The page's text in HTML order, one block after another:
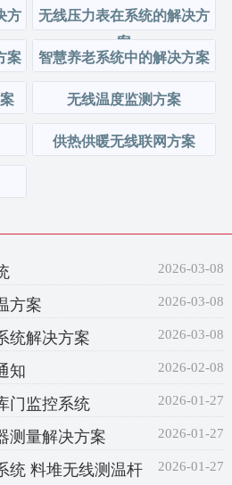
方
无线压力表在系统的解决方
案
案
智慧养老系统中的解决方案
无线温度监测方案
供热供暖无线联网方案
2026-03-08
2026-03-08
方案
2026-03-08
统解决方案
2026-02-08
知
2026-01-27
门监控系统
2026-01-27
测量解决方案
2026-01-27
统 料堆无线测温杆